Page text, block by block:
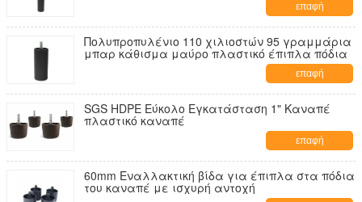
επαφή
Πολυπροπυλένιο 110 χιλιοστών 95 γραμμάρια
μπαρ κάθισμα μαύρο πλαστικό έπιπλα πόδια
επαφή
SGS HDPE Εύκολο Εγκατάσταση 1" Καναπέ
πλαστικό καναπέ
επαφή
60mm Εναλλακτική βίδα για έπιπλα στα πόδια
του καναπέ με ισχυρή αντοχή